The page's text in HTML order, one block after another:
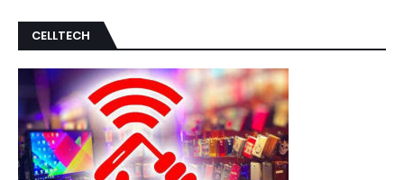
CELLTECH